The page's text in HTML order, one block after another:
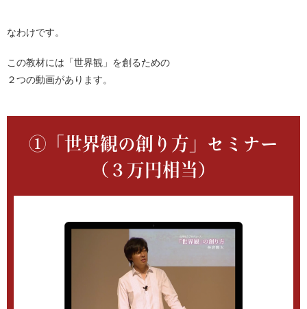
なわけです。
この教材には「世界観」を創るための
２つの動画があります。
①「世界観の創り方」セミナー
（３万円相当）